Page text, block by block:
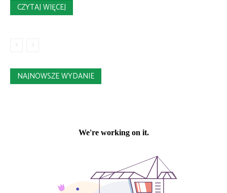
CZYTAJ WIĘCEJ
NAJNOWSZE WYDANIE